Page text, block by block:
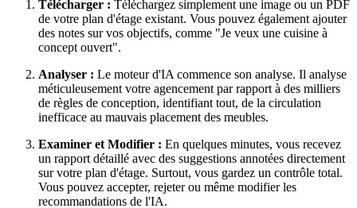
Télécharger : Téléchargez simplement une image ou un PDF
de votre plan d'étage existant. Vous pouvez également ajouter
des notes sur vos objectifs, comme "Je veux une cuisine à
concept ouvert".
Analyser : Le moteur d'IA commence son analyse. Il analyse
méticuleusement votre agencement par rapport à des milliers
de règles de conception, identifiant tout, de la circulation
inefficace au mauvais placement des meubles.
Examiner et Modifier : En quelques minutes, vous recevez
un rapport détaillé avec des suggestions annotées directement
sur votre plan d'étage. Surtout, vous gardez un contrôle total.
Vous pouvez accepter, rejeter ou même modifier les
recommandations de l'IA.